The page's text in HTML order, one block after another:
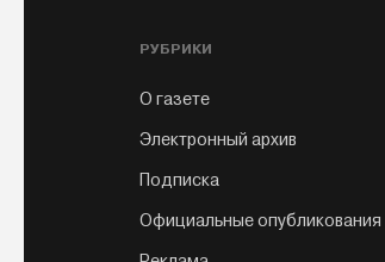
РУБРИКИ
О газете
Электронный архив
Подписка
Официальные опубликования